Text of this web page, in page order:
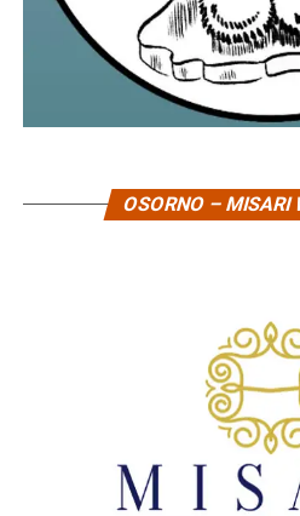
OSORNO – MISARI